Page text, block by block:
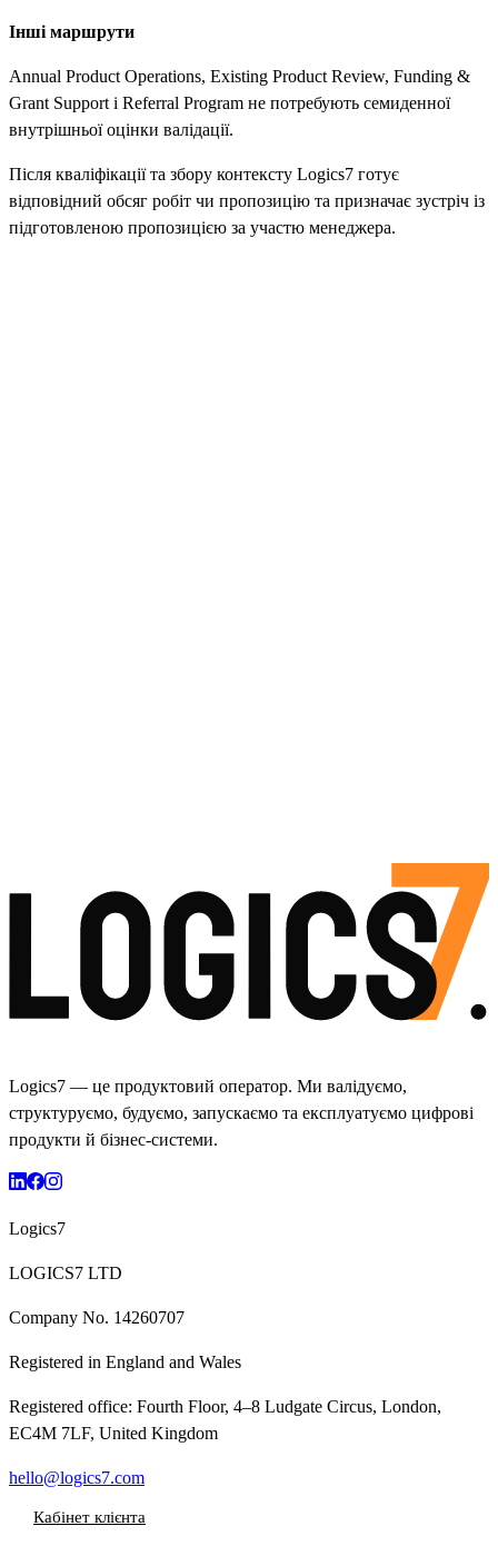
Інші маршрути
Annual Product Operations, Existing Product Review, Funding &
Grant Support і Referral Program не потребують семиденної
внутрішньої оцінки валідації.
Після кваліфікації та збору контексту Logics7 готує
відповідний обсяг робіт чи пропозицію та призначає зустріч із
підготовленою пропозицією за участю менеджера.
Logics7 — це продуктовий оператор. Ми валідуємо,
структуруємо, будуємо, запускаємо та експлуатуємо цифрові
продукти й бізнес-системи.
Logics7
LOGICS7 LTD
Company No. 14260707
Registered in England and Wales
Registered office: Fourth Floor, 4–8 Ludgate Circus, London,
EC4M 7LF, United Kingdom
hello@logics7.com
Кабінет клієнта